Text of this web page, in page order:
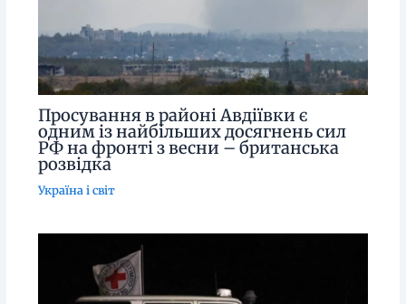
Просування в районі Авдіївки є
одним із найбільших досягнень сил
РФ на фронті з весни – британська
розвідка
Україна і світ